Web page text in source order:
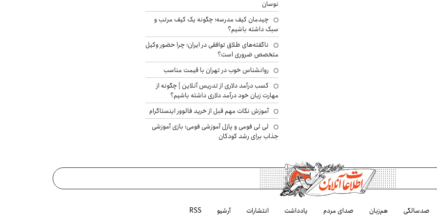
نوسان
چیدمان کیف مدرسه؛ چگونه یک کیف مرتب و
سبک داشته باشیم؟
ناگفته‌های طلاق توافقی در ایران؛ چرا حضور وکیل
متخصص ضروری است؟
روانشناس خوب در تهران با قیمت مناسب
کسب درآمد دلاری از تدریس آنلاین | چگونه از
مهارت زبان خود درآمد دلاری داشته باشیم؟
آموزش نکات مهم قبل از خرید فالوور اینستاگرام
لی لی فومی و پازل آموزشی فومی؛ بازی آموزشی
جذاب برای رشد کودکان
صدسالگی هم‌زبان صدای مردم یادداشت انتشارات آرشیو RSS